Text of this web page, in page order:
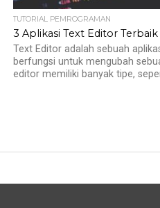
TUTORIAL PEMROGRAMAN
3 Aplikasi Text Editor
Text Editor adalah sebuah
berfungsi untuk mengubah
editor memiliki banyak tipe,